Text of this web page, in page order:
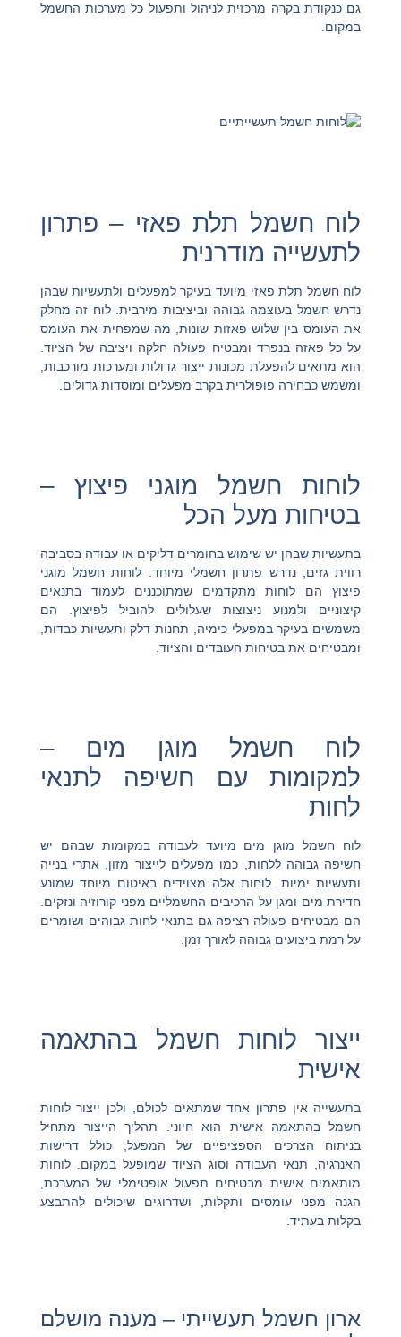
גם כנקודת בקרה מרכזית לניהול ותפעול כל מערכות החשמל
במקום.
לוח חשמל תלת פאזי – פתרון
לתעשייה מודרנית
לוח חשמל תלת פאזי מיועד בעיקר למפעלים ולתעשיות שבהן
נדרש חשמל בעוצמה גבוהה וביציבות מירבית. לוח זה מחלק
את העומס בין שלוש פאזות שונות, מה שמפחית את העומס
על כל פאזה בנפרד ומבטיח פעולה חלקה ויציבה של הציוד.
הוא מתאים להפעלת מכונות ייצור גדולות ומערכות מורכבות,
ומשמש כבחירה פופולרית בקרב מפעלים ומוסדות גדולים.
לוחות חשמל מוגני פיצוץ –
בטיחות מעל הכל
בתעשיות שבהן יש שימוש בחומרים דליקים או עבודה בסביבה
רווית גזים, נדרש פתרון חשמלי מיוחד. לוחות חשמל מוגני
פיצוץ הם לוחות מתקדמים שמתוכננים לעמוד בתנאים
קיצוניים ולמנוע ניצוצות שעלולים להוביל לפיצוץ. הם
משמשים בעיקר במפעלי כימיה, תחנות דלק ותעשיות כבדות,
ומבטיחים את בטיחות העובדים והציוד.
לוח חשמל מוגן מים –
למקומות עם חשיפה לתנאי
לחות
לוח חשמל מוגן מים מיועד לעבודה במקומות שבהם יש
חשיפה גבוהה ללחות, כמו מפעלים לייצור מזון, אתרי בנייה
ותעשיות ימיות. לוחות אלה מצוידים באיטום מיוחד שמונע
חדירת מים ומגן על הרכיבים החשמליים מפני קורוזיה ונזקים.
הם מבטיחים פעולה רציפה גם בתנאי לחות גבוהים ושומרים
על רמת ביצועים גבוהה לאורך זמן.
ייצור לוחות חשמל בהתאמה
אישית
בתעשייה אין פתרון אחד שמתאים לכולם, ולכן ייצור לוחות
חשמל בהתאמה אישית הוא חיוני. תהליך הייצור מתחיל
בניתוח הצרכים הספציפיים של המפעל, כולל דרישות
האנרגיה, תנאי העבודה וסוג הציוד שמופעל במקום. לוחות
מותאמים אישית מבטיחים תפעול אופטימלי של המערכת,
הגנה מפני עומסים ותקלות, ושדרוגים שיכולים להתבצע
בקלות בעתיד.
ארון חשמל תעשייתי – מענה מושלם